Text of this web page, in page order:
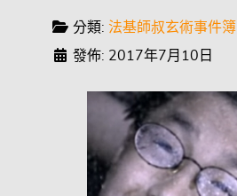
分類: 法基師叔玄術事件簿
發佈: 2017年7月10日